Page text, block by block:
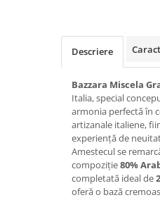
Stabilizatoare tensiune
Piese schimb espressoare
Accesorii si intretinere
Descriere
Bazzara Miscela
Italia, special
armonia perfectă în
artizanale italiene,
experiență de
Amestecul se
compoziție80%
completată ideal de
oferă o bază